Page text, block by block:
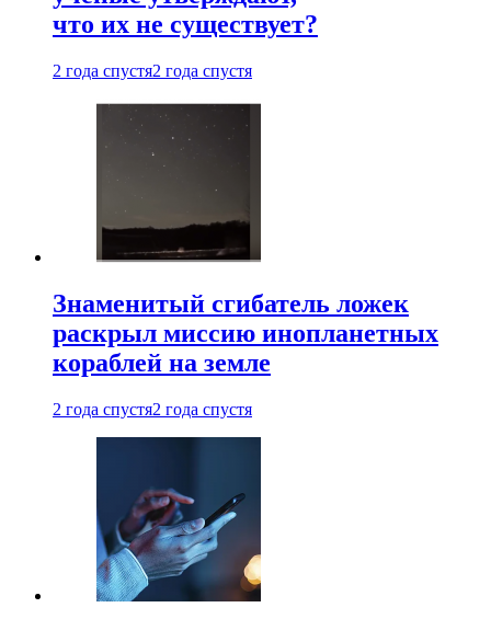
что их не существует?
2 года спустя2 года спустя
Знаменитый сгибатель ложек
раскрыл миссию инопланетных
кораблей на земле
2 года спустя2 года спустя